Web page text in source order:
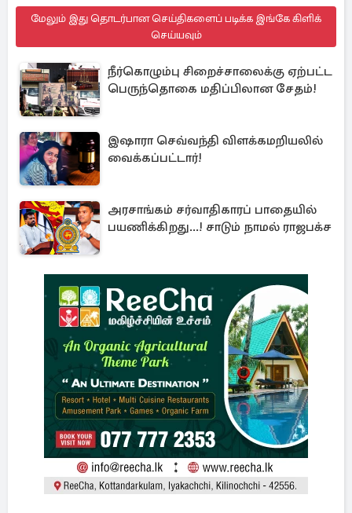
மேலும் இது தொடர்பான செய்திகளைப் படிக்க இங்கே கிளிக்
செய்யவும்
நீர்கொழும்பு சிறைச்சாலைக்கு ஏற்பட்ட
பெருந்தொகை மதிப்பிலான சேதம்!
இஷாரா செவ்வந்தி விளக்கமறியலில்
வைக்கப்பட்டார்!
அரசாங்கம் சர்வாதிகாரப் பாதையில்
பயணிக்கிறது...! சாடும் நாமல் ராஜபக்ச